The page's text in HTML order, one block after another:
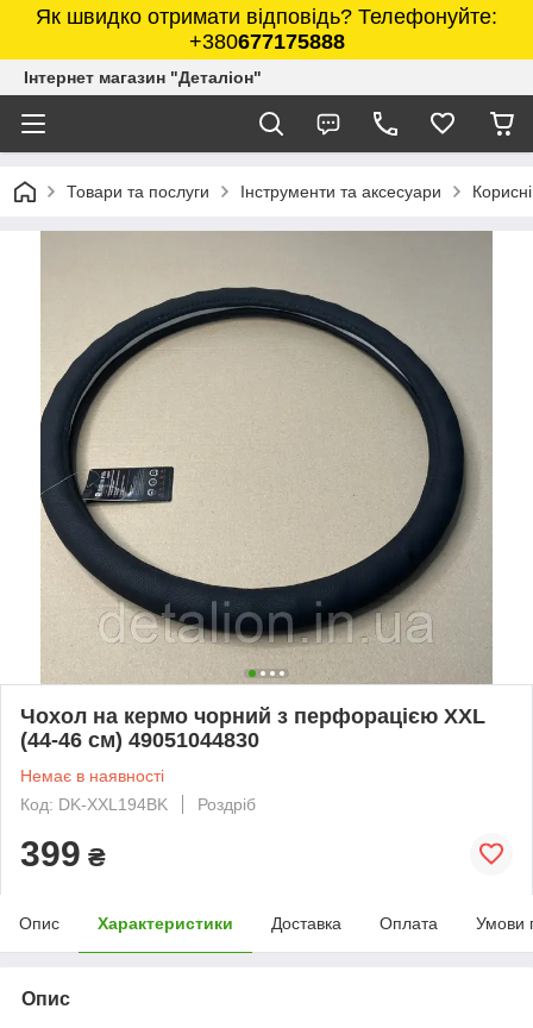
Як швидко отримати відповідь? Телефонуйте:
+380677175888
Інтернет магазин "Деталіон"
Товари та послуги Інструменти та аксесуари
Чохол на кермо чорний з перфорацією XXL
(44-46 см) 49051044830
Немає в наявності
Код: DK-XXL194BK
Роздріб
399 ₴
Опис Характеристики Доставка Оплата Умови
Опис